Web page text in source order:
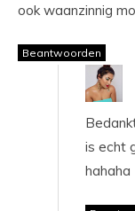
ook waanzinnig
Beantwoorden
is echt
hahaha